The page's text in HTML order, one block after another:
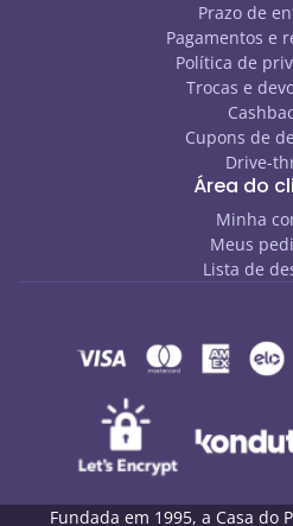
Prazo de
Pagamentos e
Política de
Trocas e
Cupons de
Drive-
Área do
Minha
Meus
Lista de
Fundada em 1995, a Casa do